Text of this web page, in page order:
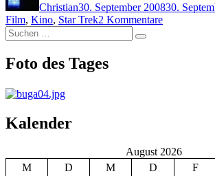
Christian30. September 200830.
Film, Kino, Star Trek2 Kommentarezu
Suchen
nach:
Suchen
Foto des Tages
Kalender
August 2026
M
D M D F